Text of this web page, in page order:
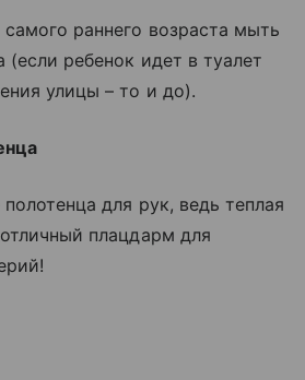
раннего возраста мыть
(если ребенок идет в туалет
улицы – то и до).
для рук, ведь теплая
плацдарм для